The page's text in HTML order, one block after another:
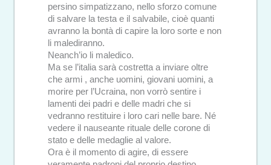
persino simpatizzano, nello sforzo comune
di salvare la testa e il salvabile, cioè quanti
avranno la bontà di capire la loro sorte e non
li malediranno.
Neanch’io li maledico.
Ma se l’italia sarà costretta a inviare oltre
che armi , anche uomini, giovani uomini, a
morire per l’Ucraina, non vorrò sentire i
lamenti dei padri e delle madri che si
vedranno restituire i loro cari nelle bare. Né
vedere il nauseante rituale delle corone di
stato e delle medaglie al valore.
Ora è il momento di agire, di essere